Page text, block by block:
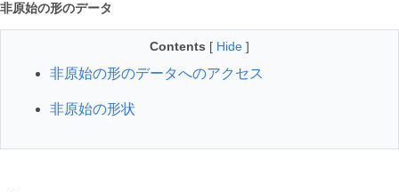
非原始の形のデータ
Contents [ Hide ]
非原始の形のデータへのアクセス
非原始の形状